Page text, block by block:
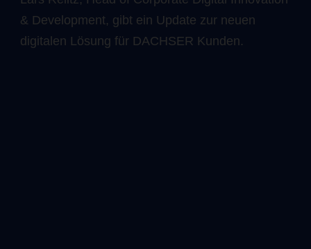
& Development, gibt ein Update zur neuen
digitalen Lösung für DACHSER Kunden.